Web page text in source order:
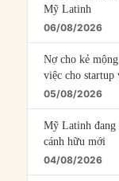
Mỹ Latinh
06/08/2026
Nợ cho kẻ
việc cho startup
05/08/2026
Mỹ Latinh đang
cánh hữu mới
04/08/2026